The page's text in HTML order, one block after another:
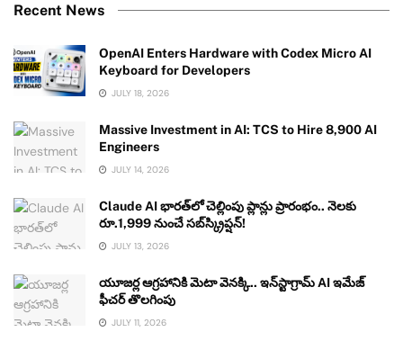
Recent News
OpenAI Enters Hardware with Codex Micro AI
Keyboard for Developers
JULY 18, 2026
Massive Investment in AI: TCS to Hire 8,900 AI
Engineers
JULY 14, 2026
Claude AI భారత్‌లో చెల్లింపు ప్లాన్లు ప్రారంభం.. నెలకు
రూ.1,999 నుంచే సబ్‌స్క్రిప్షన్!
JULY 13, 2026
యూజర్ల ఆగ్రహానికి మెటా వెనక్కి.. ఇన్‌స్టాగ్రామ్ AI ఇమేజ్
ఫీచర్ తొలగింపు
JULY 11, 2026